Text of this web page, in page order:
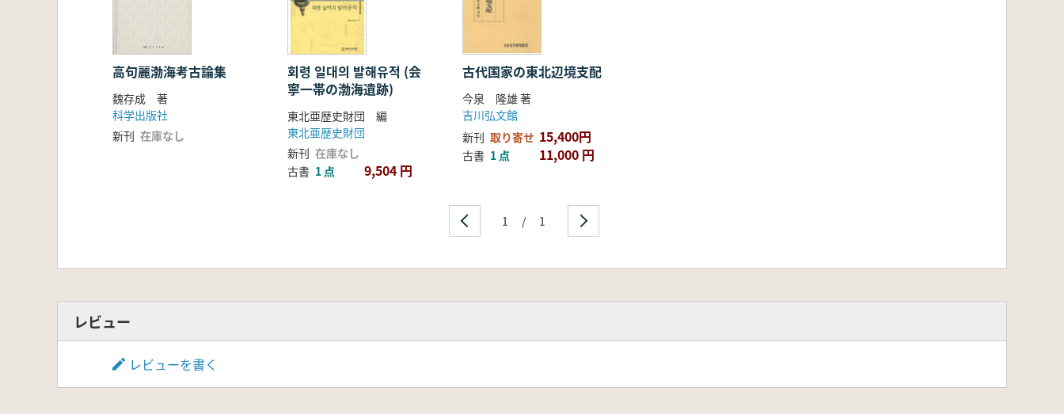
高句麗渤海考古論集
魏存成 著
科学出版社
新刊 在庫なし
회령 일대의 발해유적 (会
寧一帯の渤海遺跡)
東北亜歴史財団 編
東北亜歴史財団
新刊 在庫なし
古書 1 点 9,504 円
古代国家の東北辺境支配
今泉 隆雄 著
吉川弘文館
新刊 取り寄せ 15,400円
古書 1 点 11,000 円
1 / 1
レビュー
レビューを書く